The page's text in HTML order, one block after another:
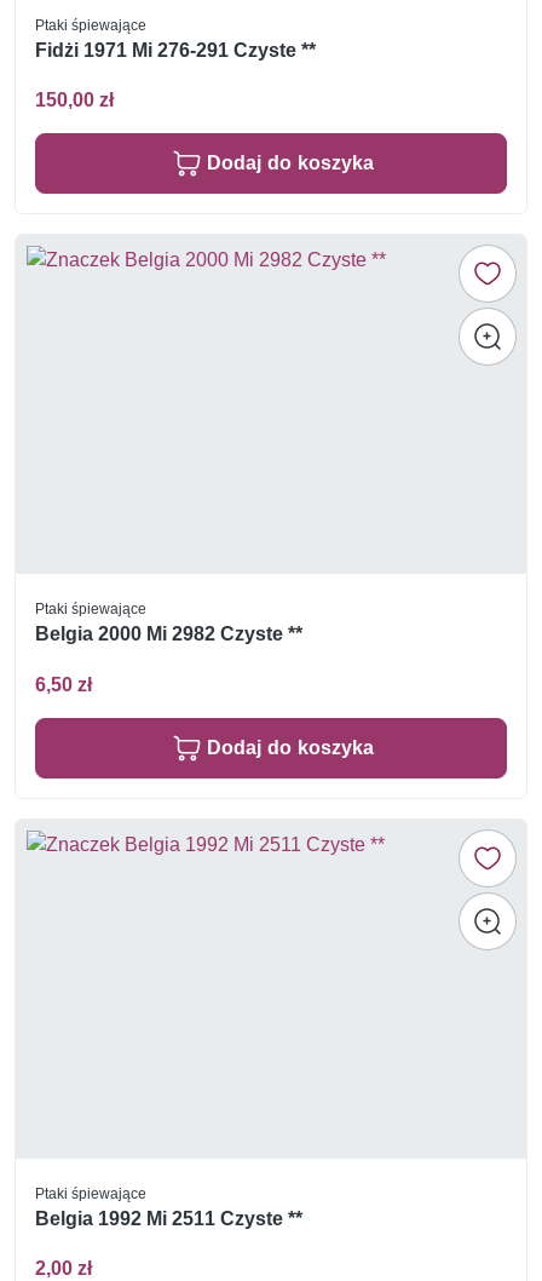
Ptaki śpiewające
Fidżi 1971 Mi 276-291 Czyste **
150,00 zł
Dodaj do koszyka
Ptaki śpiewające
Belgia 2000 Mi 2982 Czyste **
6,50 zł
Dodaj do koszyka
Ptaki śpiewające
Belgia 1992 Mi 2511 Czyste **
2,00 zł